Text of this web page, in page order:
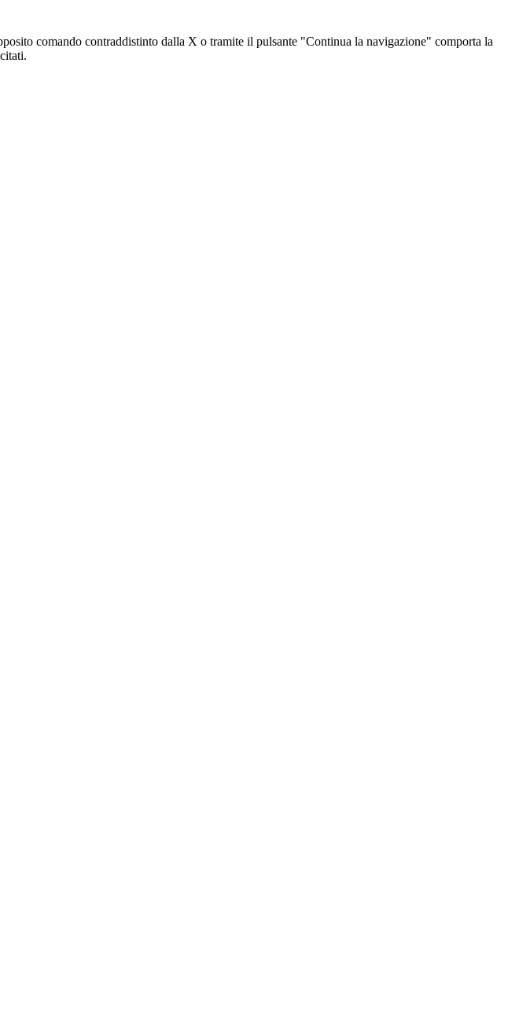
comando contraddistinto dalla X o tramite il pulsante "Continua la navigazione" comporta la